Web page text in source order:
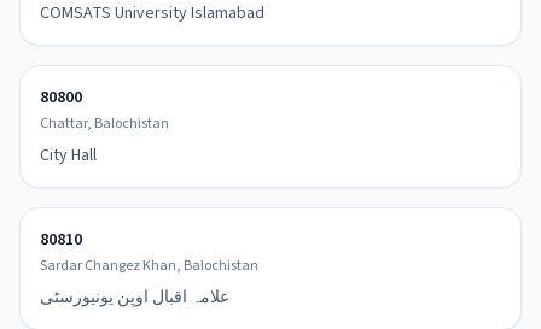
COMSATS University Islamabad
80800
Chattar, Balochistan
City Hall
80810
Sardar Changez Khan, Balochistan
علامہ اقبال اوپن یونیورسٹی